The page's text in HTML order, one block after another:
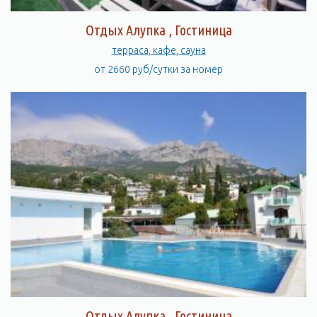
демонстрационный комплекс ПО “Массандра” (цеха
выдержки крепких вин типа “Мадера”, “Портвейн красный” и
производственно-дегустационный), лесничество. Действуют
республиканская санаторная школа-интернат (лечение
органов дыхания); больница, поликлиника; городской центр
культуры и досуга, база производственно-художественной
практики студентов Санкт-Петербургской Академии
художеств; 2 библиотеки, 2 гостиницы, отделения двух
банков. В городе - Алупкинский государственный дворцово-
парковый музей-заповедник; Алупкинский парк; музей
заслуженного художника Украины Я. Басова; музей-комната и
бюст уроженца города, дважды Героя Советского Союза
летчика С. Амет-Хан Султана; памятник профессору
А.Боброву. Именем “Алупка” названа маленькая планета №
2508.
Отдых Алупка , Гостиница
терраса, кафе, сауна
от 2660 руб/сутки за номер